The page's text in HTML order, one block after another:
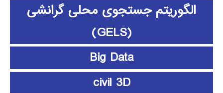
الگوریتم جستجوی محلی گرانشی
(GELS)
Big Data
civil 3D